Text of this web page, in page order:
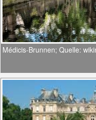
Médicis-Brunnen; Quelle: